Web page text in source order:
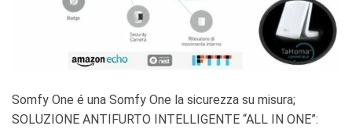
Somfy One é una Somfy One la sicurezza su misura;
SOLUZIONE ANTIFURTO INTELLIGENTE “ALL IN ONE”: